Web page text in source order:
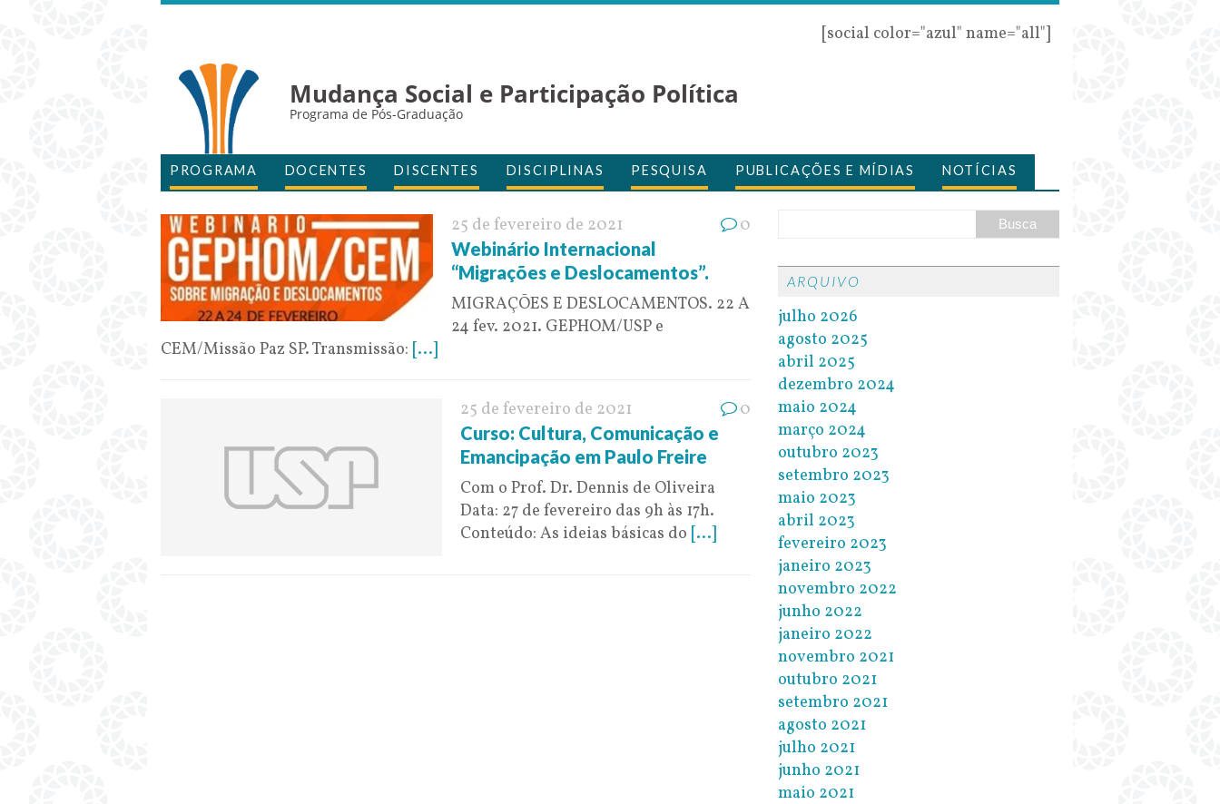
[social color="azul" name="all"]
Mudança Social e Participação Política
Programa de Pós-Graduação
PROGRAMA DOCENTES DISCENTES DISCIPLINAS PESQUISA PUBLICAÇÕES E MÍDIAS NOTÍCIAS
25 de fevereiro de 2021 0
Webinário Internacional
“Migrações e Deslocamentos”.
MIGRAÇÕES E DESLOCAMENTOS. 22 A
24 fev. 2021. GEPHOM/USP e
CEM/Missão Paz SP. Transmissão: [...]
25 de fevereiro de 2021 0
Curso: Cultura, Comunicação e
Emancipação em Paulo Freire
Com o Prof. Dr. Dennis de Oliveira
Data: 27 de fevereiro das 9h às 17h.
Conteúdo: As ideias básicas do [...]
ARQUIVO
julho 2026
agosto 2025
abril 2025
dezembro 2024
maio 2024
março 2024
outubro 2023
setembro 2023
maio 2023
abril 2023
fevereiro 2023
janeiro 2023
novembro 2022
junho 2022
janeiro 2022
novembro 2021
outubro 2021
setembro 2021
agosto 2021
julho 2021
junho 2021
maio 2021